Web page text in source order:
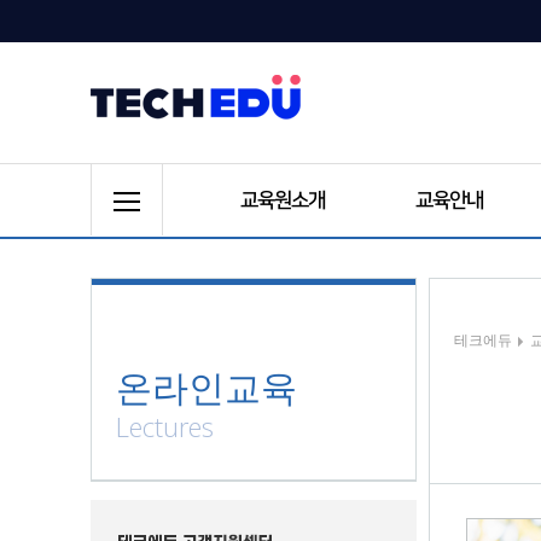
교육원소개 교육안내
온라인교육
Lectures
테크에듀